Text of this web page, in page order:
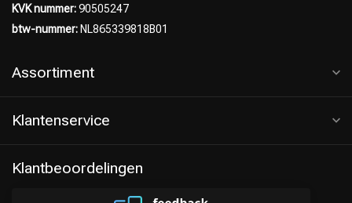
KVK nummer:90505247
btw-nummer: NL865339818B01
Assortiment
Klantenservice
Klantbeoordelingen